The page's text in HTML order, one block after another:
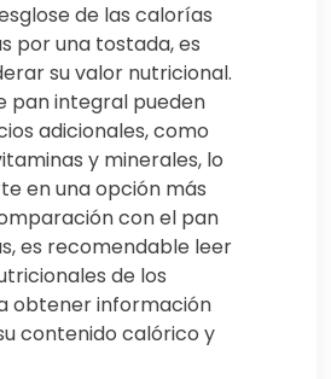
de las calorías
por una tostada, es
su valor nutricional.
pan integral pueden
adicionales, como
y minerales, lo
en una opción más
con el pan
es recomendable leer
de los
obtener información
contenido calórico y